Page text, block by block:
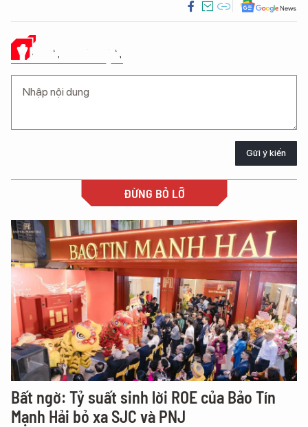
Ý KIẾN CỦA BẠN
Gửi ý kiến
ĐỪNG BỎ LỠ
Bất ngờ: Tỷ suất sinh lời ROE của Bảo Tín
Mạnh Hải bỏ xa SJC và PNJ